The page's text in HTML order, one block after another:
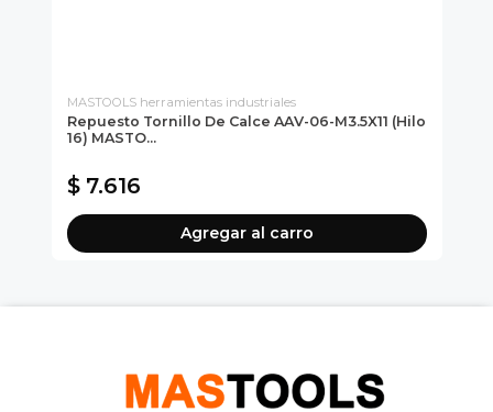
MASTOOLS herramientas industriales
Repuesto Tornillo De Calce AAV-06-M3.5X11 (hilo
16) MASTO...
$ 7.616
Agregar al carro